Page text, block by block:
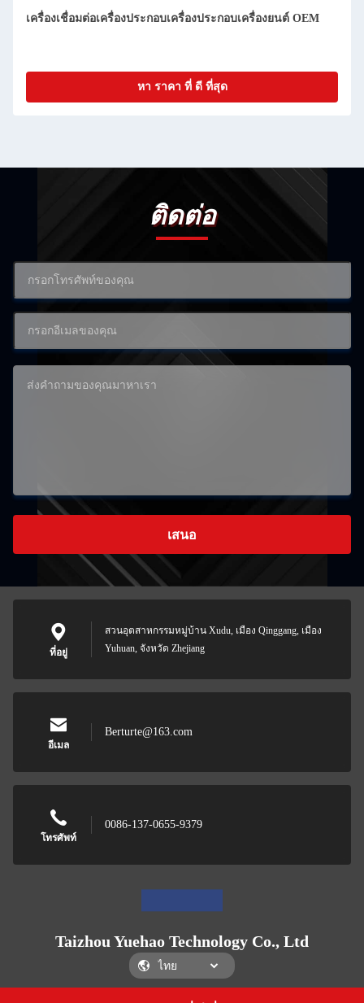
เครื่องเชื่อมต่อเครื่องประกอบเครื่องประกอบเครื่องยนต์ OEM
หา ราคา ที่ ดี ที่สุด
ติดต่อ
เสนอ
ที่อยู่
สวนอุตสาหกรรมหมู่บ้าน Xudu, เมือง Qinggang, เมือง
Yuhuan, จังหวัด Zhejiang
อีเมล
Berturte@163.com
โทรศัพท์
0086-137-0655-9379
Taizhou Yuehao Technology Co., Ltd